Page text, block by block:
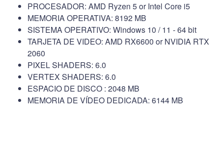
PROCESADOR: AMD Ryzen 5 or Intel Core i5
MEMORIA OPERATIVA: 8192 MB
SISTEMA OPERATIVO: Windows 10 / 11 - 64 bit
TARJETA DE VIDEO: AMD RX6600 or NVIDIA RTX
2060
PIXEL SHADERS: 6.0
VERTEX SHADERS: 6.0
ESPACIO DE DISCO : 2048 MB
MEMORIA DE VÍDEO DEDICADA: 6144 MB